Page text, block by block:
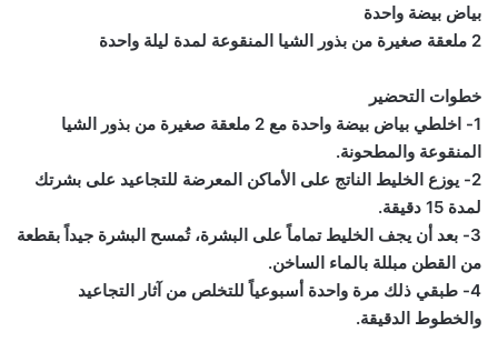
بياض بيضة واحدة
2 ملعقة صغيرة من بذور الشيا المنقوعة لمدة ليلة واحدة
خطوات التحضير
1- اخلطي بياض بيضة واحدة مع 2 ملعقة صغيرة من بذور الشيا
المنقوعة والمطحونة.
2- يوزع الخليط الناتج على الأماكن المعرضة للتجاعيد على بشرتك
لمدة 15 دقيقة.
3- بعد أن يجف الخليط تماماً على البشرة، تُمسح البشرة جيداً بقطعة
من القطن مبللة بالماء الساخن.
4- طبقي ذلك مرة واحدة أسبوعياً للتخلص من آثار التجاعيد
والخطوط الدقيقة.